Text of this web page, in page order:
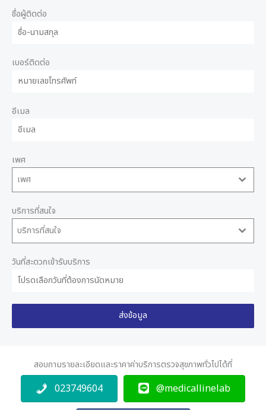
ชื่อผู้ติดต่อ
เบอร์ติดต่อ
อีเมล
เพศ
เพศ
บริการที่สนใจ
บริการที่สนใจ
วันที่สะดวกเข้ารับบริการ
ส่งข้อมูล
สอบถามรายละเอียดและราคาค่าบริการตรวจสุขภาพทั่วไปได้ที่
023749604 @medicallinelab